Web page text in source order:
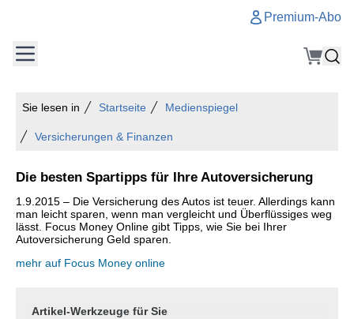
Premium-Abo
Sie lesen in Startseite Medienspiegel
Versicherungen & Finanzen
Die besten Spartipps für Ihre Autoversicherung
1.9.2015 – Die Versicherung des Autos ist teuer. Allerdings kann
man leicht sparen, wenn man vergleicht und Überflüssiges weg
lässt. Focus Money Online gibt Tipps, wie Sie bei Ihrer
Autoversicherung Geld sparen.
mehr auf Focus Money online
Artikel-Werkzeuge für Sie